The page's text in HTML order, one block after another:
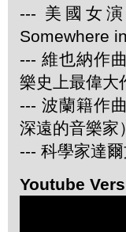
--- 美國女
Somewhere in
--- 維也納作
樂史上最偉大
--- 波蘭籍作
深遠的音樂家）
--- 科學家達
Youtube